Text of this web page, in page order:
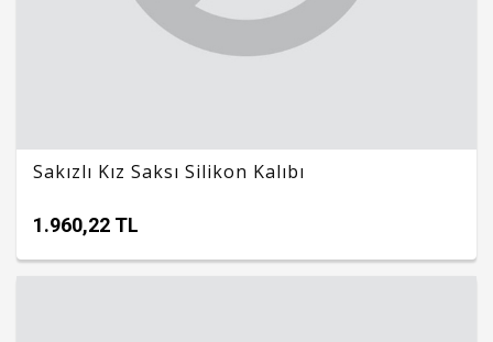
Sakızlı Kız Saksı Silikon Kalıbı
1.960,22 TL